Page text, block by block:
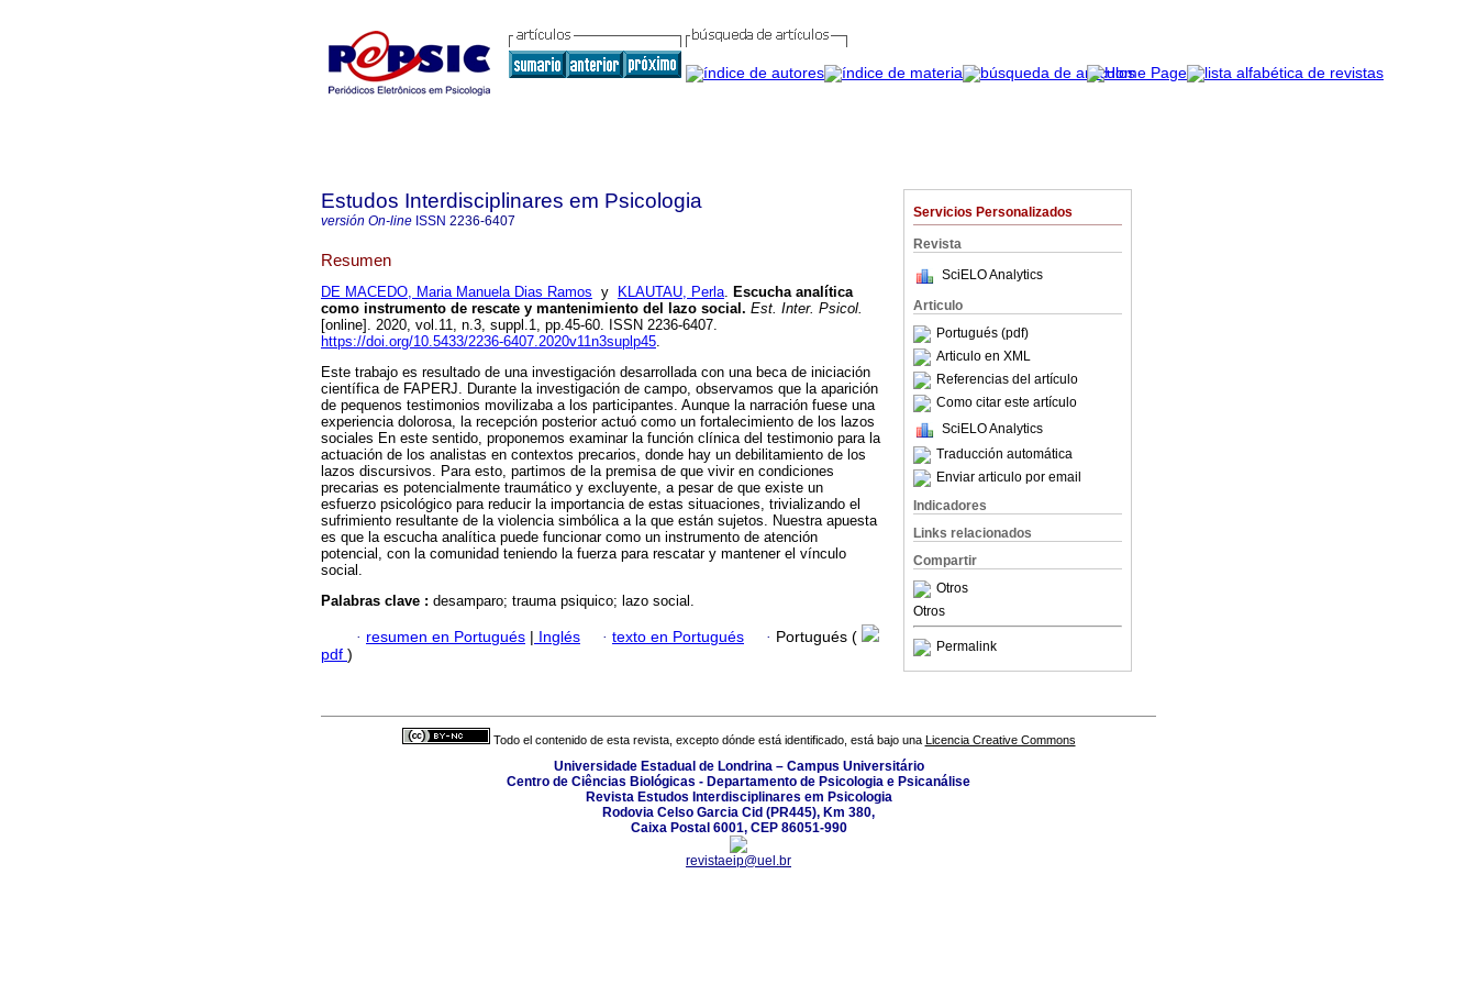
Servicios Personalizados
Revista
SciELO Analytics
Articulo
Portugués (pdf)
Articulo en XML
Referencias del artículo
Como citar este artículo
SciELO Analytics
Traducción automática
Enviar articulo por email
Indicadores
Links relacionados
Compartir
Otros
Otros
Permalink
Estudos Interdisciplinares em Psicologia
versión On-line ISSN 2236-6407
Resumen
DE MACEDO, Maria Manuela Dias Ramos y KLAUTAU, Perla. Escucha analítica
como instrumento de rescate y mantenimiento del lazo social . Est. Inter. Psicol.
[online]. 2020, vol.11, n.3, suppl.1, pp.45-60. ISSN 2236-6407.
https://doi.org/10.5433/2236-6407.2020v11n3suplp45.
Este trabajo es resultado de una investigación desarrollada con una beca de iniciación
científica de FAPERJ. Durante la investigación de campo, observamos que la aparición
de pequenos testimonios movilizaba a los participantes. Aunque la narración fuese una
experiencia dolorosa, la recepción posterior actuó como un fortalecimiento de los lazos
sociales En este sentido, proponemos examinar la función clínica del testimonio para la
actuación de los analistas en contextos precarios, donde hay un debilitamiento de los
lazos discursivos. Para esto, partimos de la premisa de que vivir en condiciones
precarias es potencialmente traumático y excluyente, a pesar de que existe un
esfuerzo psicológico para reducir la importancia de estas situaciones, trivializando el
sufrimiento resultante de la violencia simbólica a la que están sujetos. Nuestra apuesta
es que la escucha analítica puede funcionar como un instrumento de atención
potencial, con la comunidad teniendo la fuerza para rescatar y mantener el vínculo
social.
Palabras clave : desamparo; trauma psiquico; lazo social.
· resumen en Portugués | Inglés · texto en Portugués · Portugués (
pdf )
Todo el contenido de esta revista, excepto dónde está identificado, está bajo una Licencia Creative Commons
Universidade Estadual de Londrina – Campus Universitário
Centro de Ciências Biológicas - Departamento de Psicologia e Psicanálise
Revista Estudos Interdisciplinares em Psicologia
Rodovia Celso Garcia Cid (PR445), Km 380,
Caixa Postal 6001, CEP 86051-990
revistaeip@uel.br